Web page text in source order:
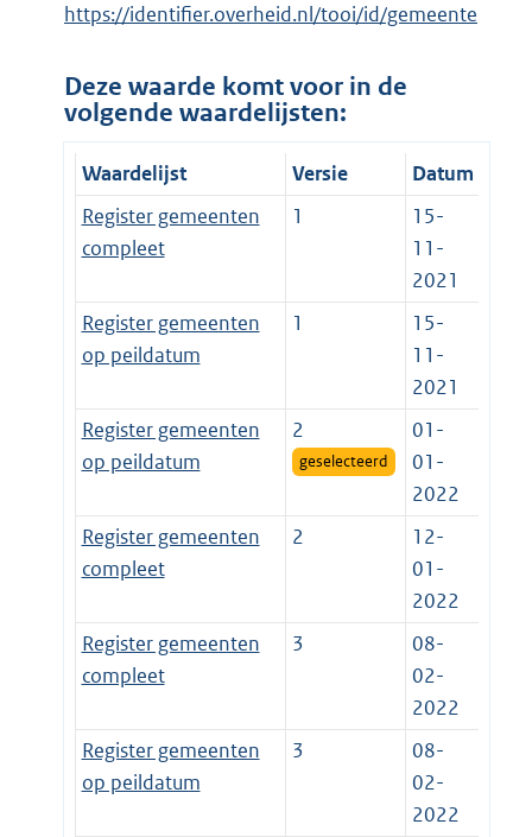
https://identifier.overheid.nl/tooi/id/gemeente
Deze waarde komt voor in de
volgende waardelijsten:
Waardelijst Versie
Datum
Register gemeenten
compleet
1
15-
11-
2021
Register gemeenten
op peildatum
1
15-
11-
2021
Register gemeenten
op peildatum
2
geselecteerd
01-
01-
2022
Register gemeenten
compleet
2
12-
01-
2022
Register gemeenten
compleet
3
08-
02-
2022
Register gemeenten
op peildatum
3
08-
02-
2022